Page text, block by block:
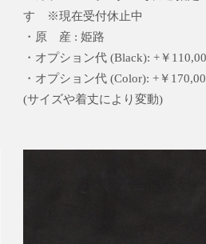
す ※現在受付休止中
・原 産 : 姫路
・オプション代 (Black): +￥
・オプション代 (Color): +￥
(サイズや着丈により変動)